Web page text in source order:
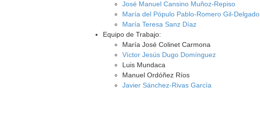
José Manuel Cansino Muñoz-Repiso
María del Pópulo Pablo-Romero Gil-Delgado
María Teresa Sanz Díaz
Equipo de Trabajo:
María José Colinet Carmona
Víctor Jesús Dugo Domínguez
Luis Mundaca
Manuel Ordóñez Ríos
Javier Sánchez-Rivas García